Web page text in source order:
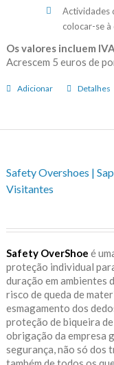
Actividades
colocar-se à
Os valores incluem
Acrescem 5 euros de
Adicionar Detalhes
Safety Overshoes |
Visitantes
Safety OverShoe é
proteção individual
duração em ambientes
risco de queda de
esmagamento dos
proteção de biqueira
obrigação da empresa
segurança, não só dos